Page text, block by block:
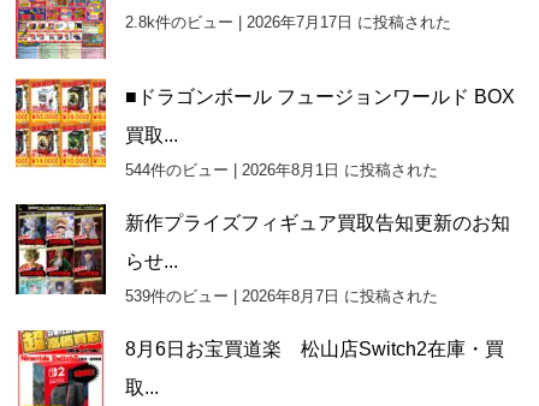
2.8k件のビュー |2026年7月17日 に投稿された
■ドラゴンボール フュージョンワールド BOX
買取...
544件のビュー |2026年8月1日 に投稿された
新作プライズフィギュア買取告知更新のお知
らせ...
539件のビュー |2026年8月7日 に投稿された
8月6日お宝買道楽 松山店Switch2在庫・買
取...